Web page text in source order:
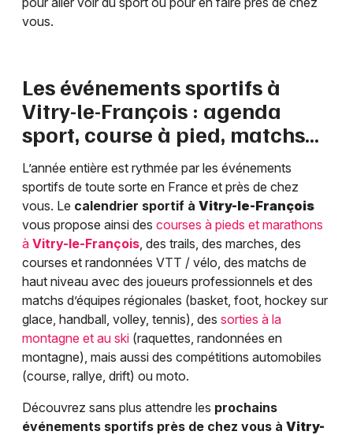
vous.
Les événements sportifs à
Vitry-le-François : agenda
sport, course à pied, matchs…
L’année entière est rythmée par les événements
sportifs de toute sorte en France et près de chez
vous. Le calendrier sportif à Vitry-le-François
vous propose ainsi des courses à pieds et marathons
à Vitry-le-François , des trails, des marches, des
courses et randonnées VTT / vélo, des matchs de
haut niveau avec des joueurs professionnels et des
matchs d’équipes régionales (basket, foot, hockey sur
glace, handball, volley, tennis), des sorties à la
montagne et au ski (raquettes, randonnées en
montagne), mais aussi des compétitions automobiles
(course, rallye, drift) ou moto.
Découvrez sans plus attendre les prochains
événements sportifs près de chez vous à Vitry-